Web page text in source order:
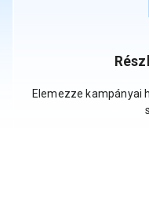
Elemezze kampányai